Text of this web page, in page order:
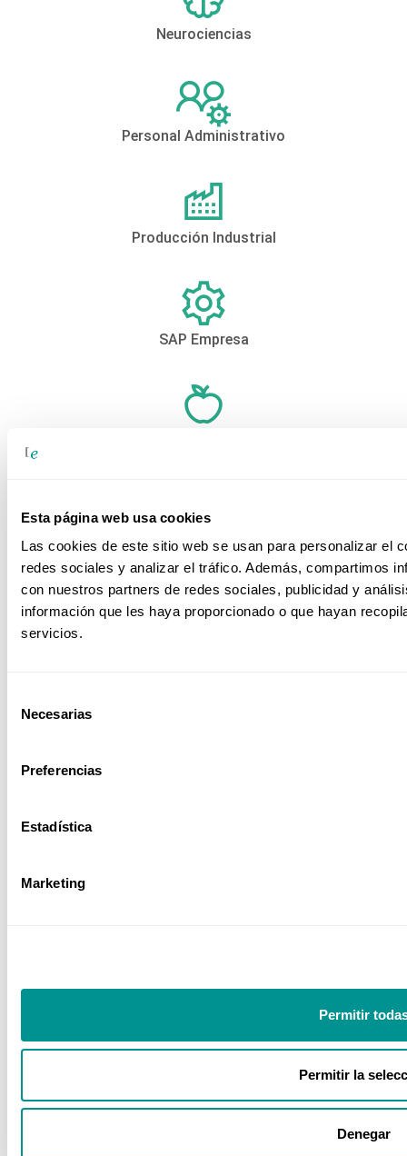
Esta página web usa cookies
Las cookies de este sitio web se usan para personalizar el
redes sociales y analizar el tráfico. Además, compartimos
con nuestros partners de redes sociales, publicidad y
información que les haya proporcionado o que hayan
servicios.
Necesarias
Preferencias
Estadística
Marketing
Permitir
Permitir la
Denegar
Neurociencias
Personal Administrativo
Producción Industrial
SAP Empresa
Sector Educativo
+35 +480